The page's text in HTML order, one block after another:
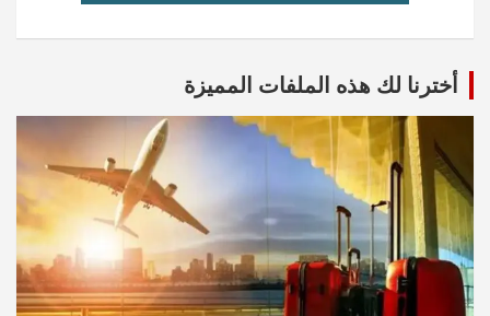
أخترنا لك هذه الملفات المميزة